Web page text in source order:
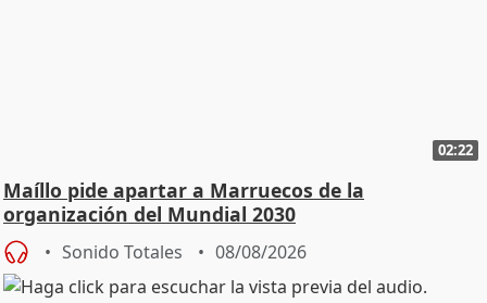
02:22
Maíllo pide apartar a Marruecos de la
organización del Mundial 2030
Sonido Totales 08/08/2026